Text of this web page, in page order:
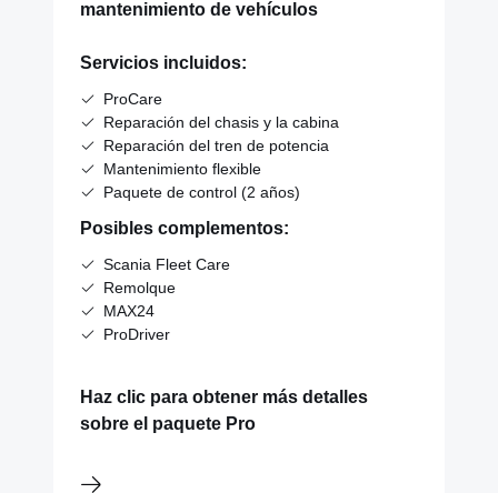
mantenimiento de vehículos
Servicios incluidos:
ProCare
Reparación del chasis y la cabina
Reparación del tren de potencia
Mantenimiento flexible
Paquete de control (2 años)
Posibles complementos:
Scania Fleet Care
Remolque
MAX24
ProDriver
Haz clic para obtener más detalles
sobre el paquete Pro